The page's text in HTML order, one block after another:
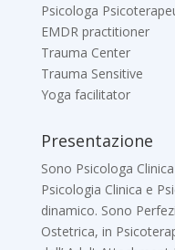
Psicologa
EMDR practitioner
Trauma Center
Trauma Sensitive
Yoga facilitator
Presentazione
Sono Psicologa
Psicologia Clinica e
dinamico. Sono
Ostetrica, in